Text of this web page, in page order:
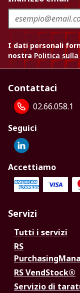
I dati personali
nostra Politica sulla
Contattaci
02.66.058.1
Seguici
Accettiamo
Servizi
Tutti i servizi
RS
RS VendStock®
Servizio di